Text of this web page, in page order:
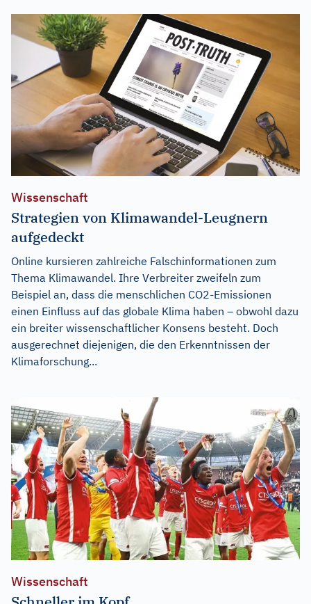
Wissenschaft
Strategien von Klimawandel-Leugnern
aufgedeckt
Online kursieren zahlreiche Falschinformationen zum
Thema Klimawandel. Ihre Verbreiter zweifeln zum
Beispiel an, dass die menschlichen CO2-Emissionen
einen Einfluss auf das globale Klima haben – obwohl dazu
ein breiter wissenschaftlicher Konsens besteht. Doch
ausgerechnet diejenigen, die den Erkenntnissen der
Klimaforschung...
Wissenschaft